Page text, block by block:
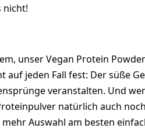
nicht!
unser Vegan Protein
jeden Fall fest: Der süße
veranstalten. Und
natürlich auch noch
mehr Auswahl am besten